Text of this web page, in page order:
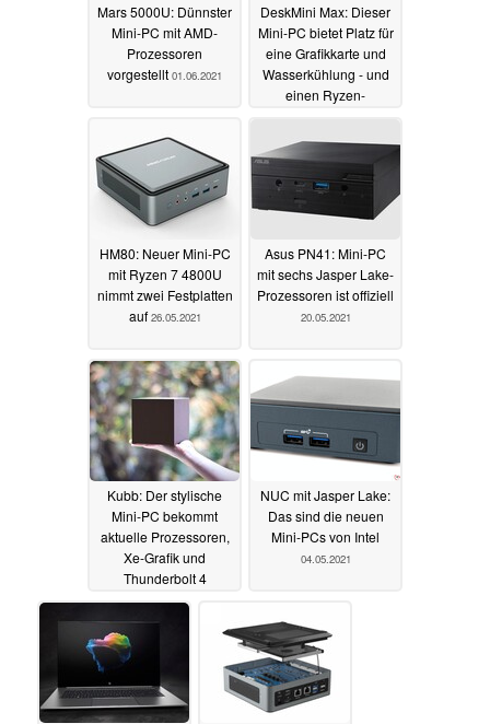
Mars 5000U: Dünnster
Mini-PC mit AMD-
Prozessoren
vorgestellt 01.06.2021
DeskMini Max: Dieser
Mini-PC bietet Platz für
eine Grafikkarte und
Wasserkühlung - und
einen Ryzen-
Prozessor mit 105 Watt
HM80: Neuer Mini-PC
mit Ryzen 7 4800U
nimmt zwei Festplatten
auf 26.05.2021
Asus PN41: Mini-PC
mit sechs Jasper Lake-
Prozessoren ist offiziell
20.05.2021
Kubb: Der stylische
Mini-PC bekommt
aktuelle Prozessoren,
Xe-Grafik und
Thunderbolt 4
spendiert12.05.2021
NUC mit Jasper Lake:
Das sind die neuen
Mini-PCs von Intel
04.05.2021